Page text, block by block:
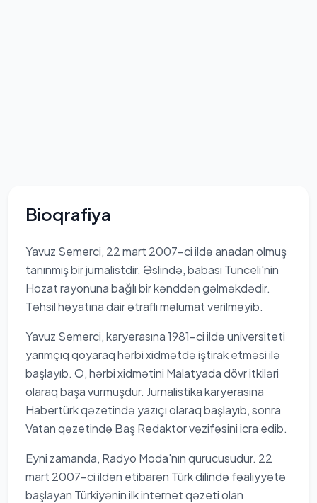
Bioqrafiya
Yavuz Semerci, 22 mart 2007-ci ildə anadan olmuş
tanınmış bir jurnalistdir. Əslində, babası Tunceli'nin
Hozat rayonuna bağlı bir kənddən gəlməkdədir.
Təhsil həyatına dair ətraflı məlumat verilməyib.
Yavuz Semerci, karyerasına 1981-ci ildə universiteti
yarımçıq qoyaraq hərbi xidmətdə iştirak etməsi ilə
başlayıb. O, hərbi xidmətini Malatyada dövr itkiləri
olaraq başa vurmuşdur. Jurnalistika karyerasına
Habertürk qəzetində yazıçı olaraq başlayıb, sonra
Vatan qəzetində Baş Redaktor vəzifəsini icra edib.
Eyni zamanda, Radyo Moda'nın qurucusudur. 22
mart 2007-ci ildən etibarən Türk dilində fəaliyyətə
başlayan Türkiyənin ilk internet qəzeti olan